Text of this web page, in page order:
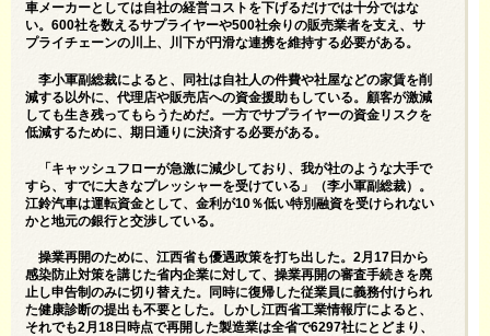
車メーカーとしては自社の経営コストを下げるだけでは十分ではな
い。600社を数えるサプライヤーや500社余りの販売業者を支え、サ
プライチェーンの川上、川下が円滑な連携を維持する必要がある。
李小軍副総裁によると、同社は自社人の件費や社屋などの家賃を削
減する以外に、代理店や販売店への資金援助もしている。顧客が激減
しても生き残ってもらうためだ。一方でサプライヤーの資金リスクを
低減するために、期日通りに決済する必要がある。
「キャッシュフローが急激に減少しており、我が社のような大手で
すら、すでに大きなプレッシャーを受けている」（李小軍副総裁）。
江鈴汽車は運転資金として、金利が10％低い特別融資を受けられない
かと地元の銀行と交渉している。
操業再開のために、江西省も優遇政策を打ち出した。2月17日から
感染防止対策を講じた省内企業に対して、操業再開の審査手続きを廃
止し申告制のみに切り替えた。同時に復帰した従業員に義務付けられ
た健康診断の提出も不要とした。しかし江西省工業情報庁によると、
それでも2月18日時点で再開した製造業は全省で6297社にとどまり、